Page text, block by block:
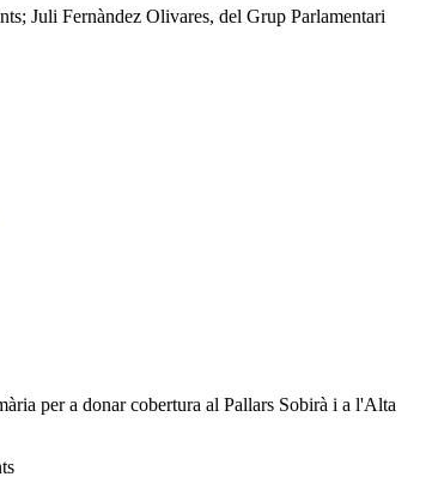
Juli Fernàndez Olivares, del Grup Parlamentari
per a donar cobertura al Pallars Sobirà i a l'Alta